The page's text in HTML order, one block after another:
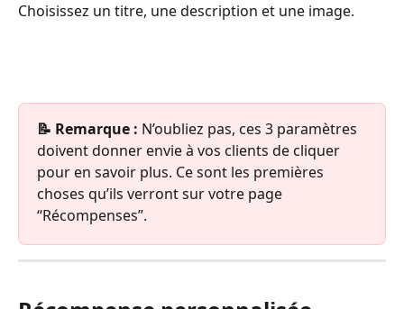
Choisissez un titre, une description et une image.
📝 Remarque : N’oubliez pas, ces 3 paramètres
doivent donner envie à vos clients de cliquer
pour en savoir plus. Ce sont les premières
choses qu’ils verront sur votre page
“Récompenses”.